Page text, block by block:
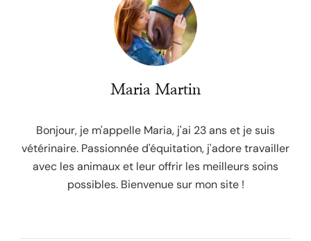
Maria Martin
Bonjour, je m'appelle Maria, j'ai 23 ans et je suis
vétérinaire. Passionnée d'équitation, j'adore travailler
avec les animaux et leur offrir les meilleurs soins
possibles. Bienvenue sur mon site !